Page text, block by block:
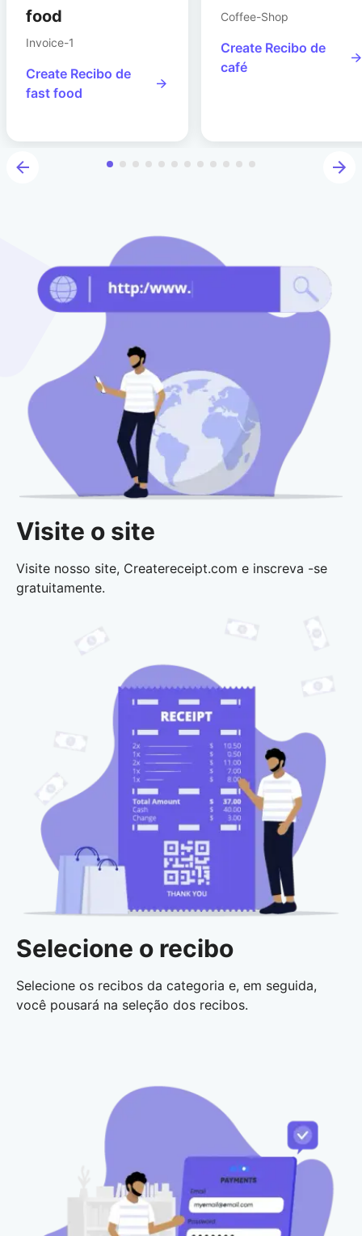
food
Invoice-1
Create Recibo de
fast food
Coffee-Shop
Create Recibo de
café
Visite o site
Visite nosso site, Createreceipt.com e inscreva -se
gratuitamente.
Selecione o recibo
Selecione os recibos da categoria e, em seguida,
você pousará na seleção dos recibos.